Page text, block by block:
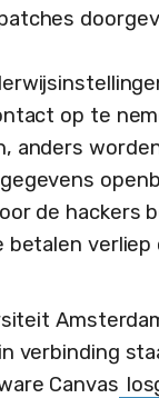
op te
anders
de hackers
betalen verliep
verbinding
Canvas